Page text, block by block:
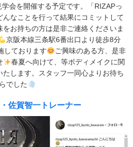
学会を開催する予定です。「RIZAPっ
なことを行って結果にコミットして
お持ちの方は是非ご連絡くださいま
京阪本線三条駅6番出口より徒歩8分
しております
ご興味のある方、是非
春夏へ向けて、等ボディメイクに関
たします。スタッフ一同心よりお待ち
でした
佐賀智一トレーナー